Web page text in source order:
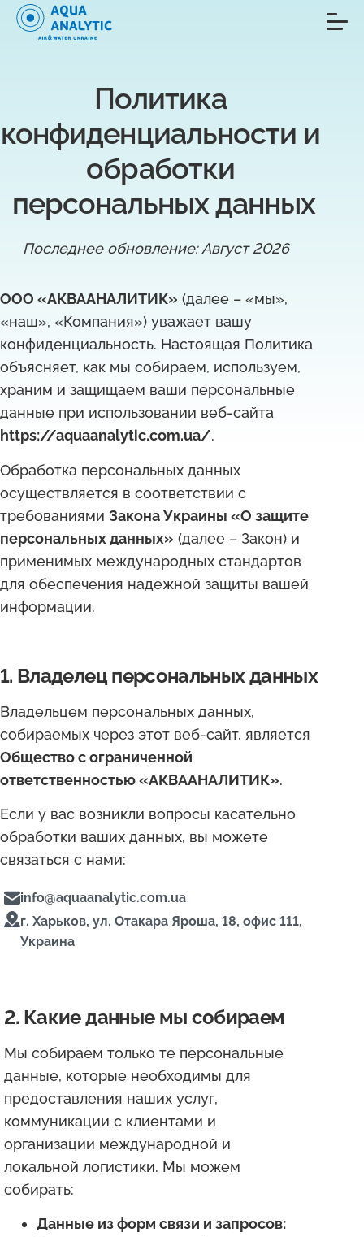
Политика
конфиденциальности и
обработки
персональных данных
Последнее обновление: Август 2026
ООО «АКВААНАЛИТИК» (далее – «мы»,
«наш», «Компания») уважает вашу
конфиденциальность. Настоящая Политика
объясняет, как мы собираем, используем,
храним и защищаем ваши персональные
данные при использовании веб-сайта
https://aquaanalytic.com.ua/.
Обработка персональных данных
осуществляется в соответствии с
требованиями Закона Украины «О защите
персональных данных» (далее – Закон) и
применимых международных стандартов
для обеспечения надежной защиты вашей
информации.
1. Владелец персональных данных
Владельцем персональных данных,
собираемых через этот веб-сайт, является
Общество с ограниченной
ответственностью «АКВААНАЛИТИК».
Если у вас возникли вопросы касательно
обработки ваших данных, вы можете
связаться с нами:
info@aquaanalytic.com.ua
г. Харьков, ул. Отакара Яроша, 18, офис 111,
Украина
2. Какие данные мы собираем
Мы собираем только те персональные
данные, которые необходимы для
предоставления наших услуг,
коммуникации с клиентами и
организации международной и
локальной логистики. Мы можем
собирать:
Данные из форм связи и запросов: